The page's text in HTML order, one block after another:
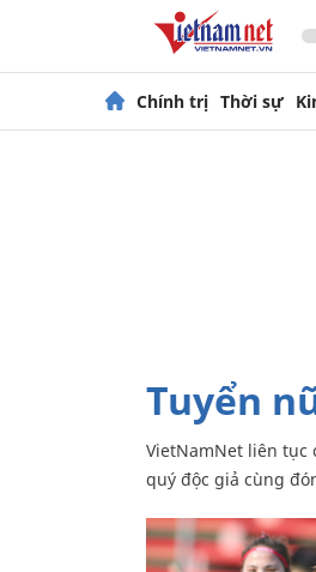
Chính trị Thời sự
Tuyển
VietNamNet liên tục cập nhật tin tức, hình ảnh, video về đội tuyển bóng đá nữ Việt Nam mới nhất hôm nay. Mời
quý độc giả cùng